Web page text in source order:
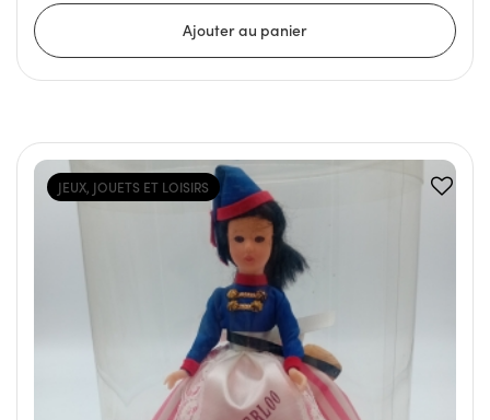
JEUX, JOUETS ET LOISIRS